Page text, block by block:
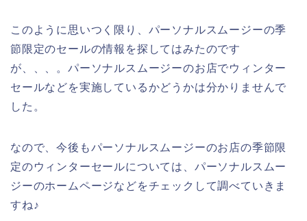
このように思いつく限り、パーソナルスムージーの季
節限定のセールの情報を探してはみたのです
が、、、。パーソナルスムージーのお店でウィンター
セールなどを実施しているかどうかは分かりませんで
した。
なので、今後もパーソナルスムージーのお店の季節限
定のウィンターセールについては、パーソナルスムー
ジーのホームページなどをチェックして調べていきま
すね♪